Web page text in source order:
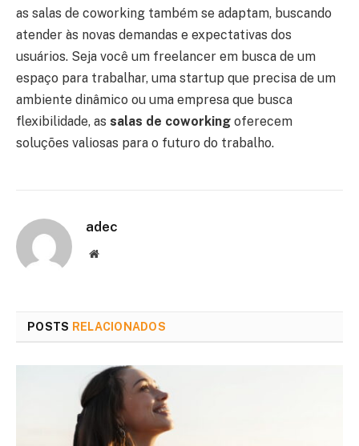
as salas de coworking também se adaptam, buscando
atender às novas demandas e expectativas dos
usuários. Seja você um freelancer em busca de um
espaço para trabalhar, uma startup que precisa de um
ambiente dinâmico ou uma empresa que busca
flexibilidade, as salas de coworking oferecem
soluções valiosas para o futuro do trabalho.
adec
Website
POSTS RELACIONADOS